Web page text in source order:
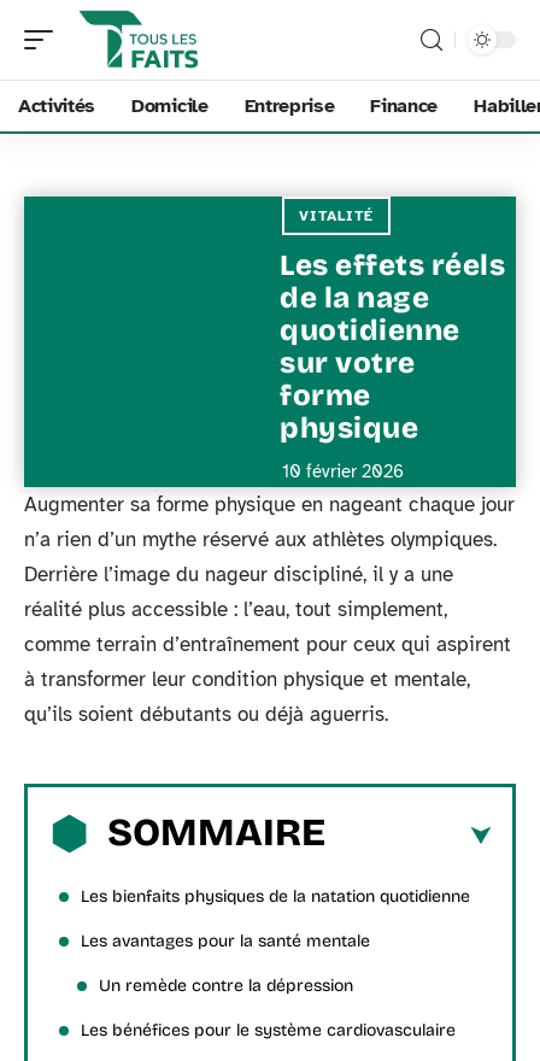
Activités Domicile Entreprise Finance
VITALITÉ
Les effets réels
de la nage
quotidienne
sur votre
forme
physique
10 février 2026
Augmenter sa forme physique en nageant chaque jour
n’a rien d’un mythe réservé aux athlètes olympiques.
Derrière l’image du nageur discipliné, il y a une
réalité plus accessible : l’eau, tout simplement,
comme terrain d’entraînement pour ceux qui aspirent
à transformer leur condition physique et mentale,
qu’ils soient débutants ou déjà aguerris.
SOMMAIRE
Les bienfaits physiques de la natation quotidienne
Les avantages pour la santé mentale
Un remède contre la dépression
Les bénéfices pour le système cardiovasculaire